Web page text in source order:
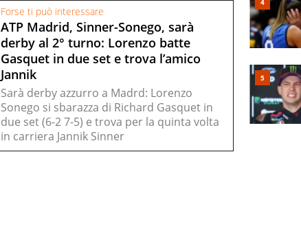
Forse ti può interessare
ATP Madrid, Sinner-Sonego, sarà
derby al 2° turno: Lorenzo batte
Gasquet in due set e trova l’amico
Jannik
Sarà derby azzurro a Madrd: Lorenzo
Sonego si sbarazza di Richard Gasquet in
due set (6-2 7-5) e trova per la quinta volta
in carriera Jannik Sinner